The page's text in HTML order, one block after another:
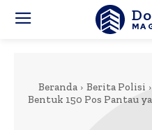
Beranda Berita Polisi
Bentuk 150 Pos Pantau